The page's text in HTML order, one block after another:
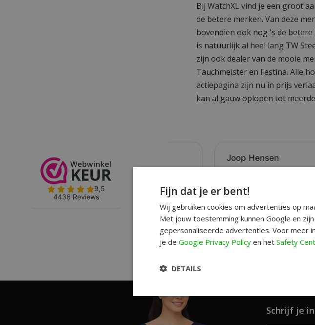
Bij WatchXL vind je een groot
de betere merken. Van deze
bovendien ook nog 's de betere
is natuurlijk al heel lang TW
zijn ook dealer van de mooie
Tauchmeister en Festina. Alle
actiepagina zijn nu in prijs
kan al gauw oplopen tot
Schrijf je
Fijn dat je er bent!
Wij gebruiken cookies om advertenties op
Met jouw toestemming kunnen Google en
gepersonaliseerde advertenties. Voor meer
je de Google Privacy Policy en het Safety
DETAILS